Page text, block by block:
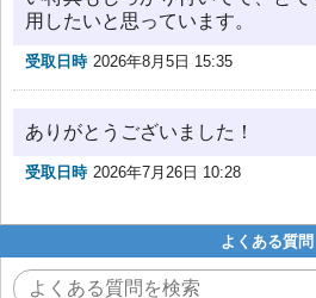
用したいと思っています。
受取日時 2026年8月5日 15:35
ありがとうございました！
受取日時 2026年7月26日 10:28
よくある質問